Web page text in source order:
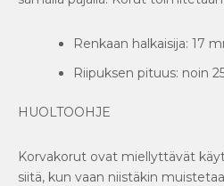
Renkaan halkaisija: 17
Riipuksen pituus: noin
HUOLTOOHJE
Korvakorut ovat miellyttävät
siitä, kun vaan niistäkin